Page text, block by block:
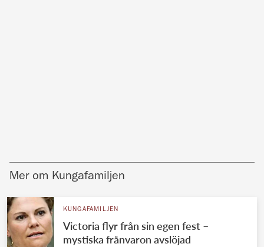
Mer om Kungafamiljen
KUNGAFAMILJEN
Victoria flyr från sin egen fest –
mystiska frånvaron avslöjad